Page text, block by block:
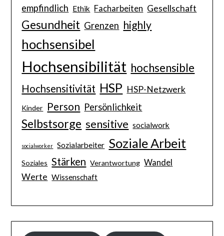
empfindlich Ethik Facharbeiten Gesellschaft
Gesundheit Grenzen highly
hochsensibel
Hochsensibilität hochsensible
Hochsensitivität HSP HSP-Netzwerk
Kinder Person Persönlichkeit
Selbstsorge sensitive socialwork
socialworker Sozialarbeiter Soziale Arbeit
Soziales Stärken Verantwortung Wandel
Werte Wissenschaft